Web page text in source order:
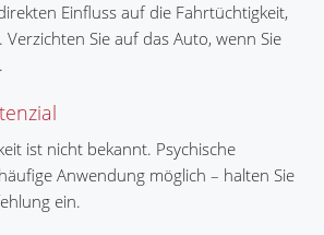
Einfluss auf die Fahrtüchtigkeit,
Sie auf das Auto, wenn Sie
ist nicht bekannt. Psychische
Anwendung möglich – halten Sie
ein.